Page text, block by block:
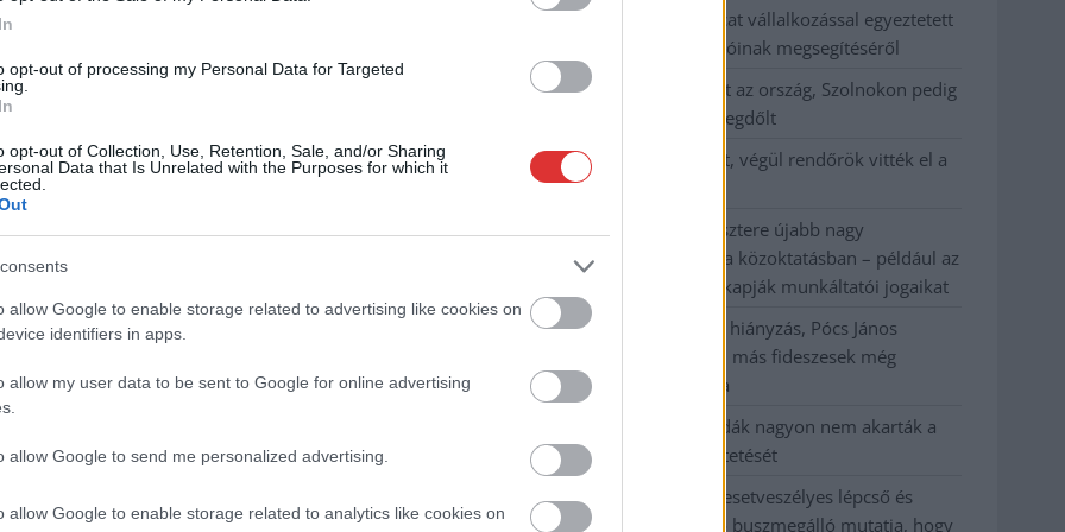
opt-out of processing my Personal Data for Targeted
opt-out of Collection, Use, Retention, Sale, and/or Sharing
Data that Is Unrelated with the Purposes for which it
allow Google to enable storage related to advertising like cookies on
identifiers in apps.
allow my user data to be sent to Google for online advertising
allow Google to send me personalized advertising.
allow Google to enable storage related to analytics like cookies on
fórum
Farkas András 2026.08.07. Horváth Zsolt
Györfi Mihály több tucat vállalkozással egyeztetett
a kerékpárgyár dolgozóinak megsegítéséről
41 fok fölé forrósodott az ország, Szolnokon pedig
egy másik rekord is megdőlt
Egy telefonhívást akart, végül rendőrök vitték el a
mezőtúri férfit
A Tisza kormány minisztere újabb nagy
változásokról döntött a közoktatásban – például az
iskolaigazgatók visszakapják munkáltatói jogaikat
Sok volt az igazolatlan hiányzás, Pócs János
fizetéslevonást kapott, más fideszesek még
kevesebbet vittek haza
A Szolnok megyei gazdák nagyon nem akarták a
JÉGER további üzemeltetését
Csendélet 5.0: alig balesetveszélyes lépcső és
remek állapotban levő buszmegálló mutatja, hogy